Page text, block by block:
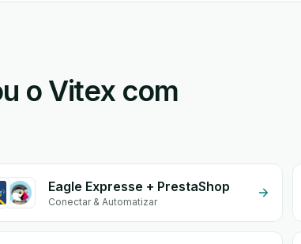
o Vitex com
Eagle Expresse + PrestaShop
Conectar & Automatizar